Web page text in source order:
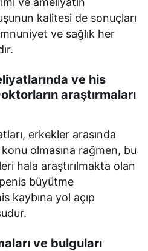
kalitesi de sonuçları
ve sağlık her
ve his
araştırmaları
erkekler arasında
olmasına rağmen, bu
hala araştırılmakta olan
büyütme
kaybına yol açıp
ve bulguları